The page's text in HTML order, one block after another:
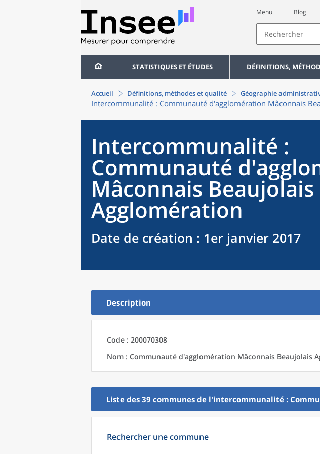
Menu Blog
STATISTIQUES ET ÉTUDES DÉFINITIONS,
Accueil Définitions, méthodes et qualité Géographie
Intercommunalité : Communauté d'agglomération Mâconnais
Intercommunalité :
Communauté
Mâconnais Beaujolais
Agglomération
Date de création : 1er janvier 2017
Description
Code : 200070308
Nom : Communauté d'agglomération Mâconnais Beaujolais
Liste des 39 communes de l'intercommunalité :
Rechercher une commune